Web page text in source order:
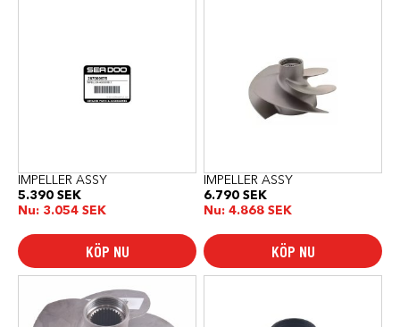
IMPELLER ASSY
5.390 SEK
Nu: 3.054 SEK
KÖP NU
IMPELLER ASSY
6.790 SEK
Nu: 4.868 SEK
KÖP NU